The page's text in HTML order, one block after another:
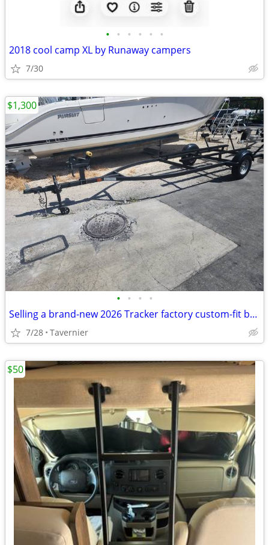
• • • • • •
2018 cool camp XL by Runaway campers
7/30
• • • •
Selling a brand-new 2026 Tracker factory custom-fit boat trailer
7/28 Tavernier
$1,300
$50